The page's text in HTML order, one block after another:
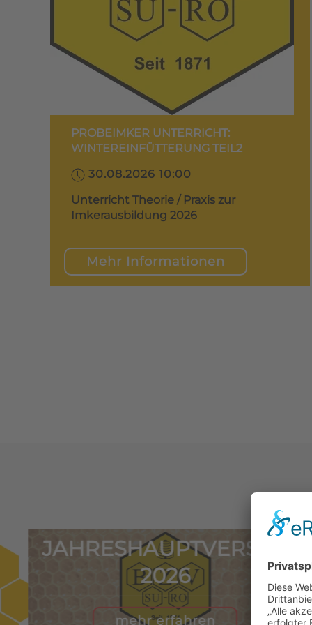
PROBEIMKER UNTERRICHT:
WINTEREINFÜTTERUNG TEIL2
30.08.2026 10:00
Unterricht Theorie / Praxis zur
Imkerausbildung 2026
Mehr Informationen
2026
mehr erfahren